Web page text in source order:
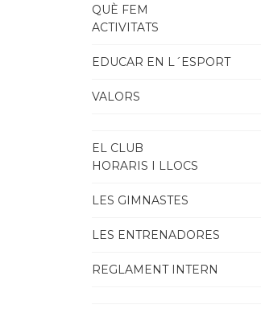
QUÈ FEM
ACTIVITATS
EDUCAR EN L´ESPORT
VALORS
EL CLUB
HORARIS I LLOCS
LES GIMNASTES
LES ENTRENADORES
REGLAMENT INTERN